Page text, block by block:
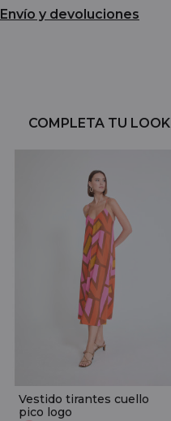
Envío y devoluciones
COMPLETA TU LOOK
Vestido tirantes cuello
pico logo